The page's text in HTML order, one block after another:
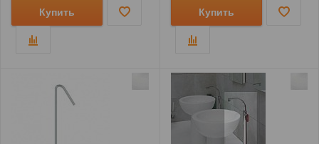
Купить Купить